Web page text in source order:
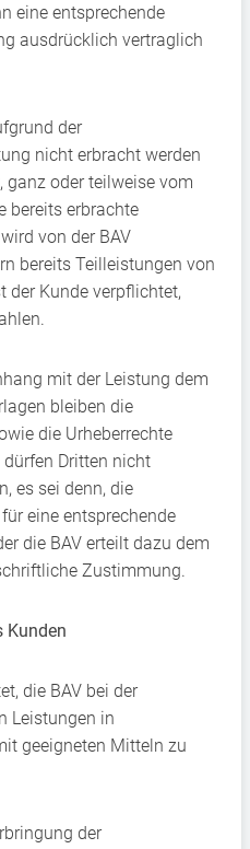
eine entsprechende
ausdrücklich vertraglich
der
nicht erbracht werden
ganz oder teilweise vom
bereits erbrachte
von der BAV
bereits Teilleistungen von
der Kunde verpflichtet,
mit der Leistung dem
bleiben die
die Urheberrechte
dürfen Dritten nicht
es sei denn, die
eine entsprechende
die BAV erteilt dazu dem
Zustimmung.
Kunden
die BAV bei der
Leistungen in
geeigneten Mitteln zu
der